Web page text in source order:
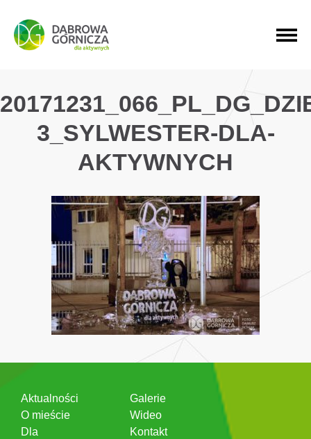
PRZEJDŹ DO MENU GŁÓWNEGO
PRZEJDŹ DO WYSZUKIWARKI
PRZEJDŹ DO TREŚCI
3_SYLWESTER-DLA-
AKTYWNYCH
Aktualności
O mieście
Dla
Galerie
Wideo
Kontakt